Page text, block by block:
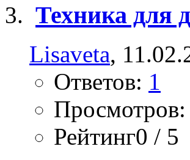
Техника для
Lisaveta,
Ответов: 1
Рейтинг0 / 5